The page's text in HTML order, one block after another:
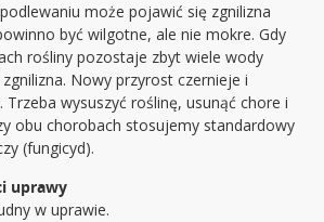
może pojawić się zgnilizna
być wilgotne, ale nie mokre. Gdy
rośliny pozostaje zbyt wiele wody
Nowy przyrost czernieje i
Trzeba wysuszyć roślinę, usunąć chore i
obu chorobach stosujemy standardowy
(fungicyd).
uprawy
w uprawie.